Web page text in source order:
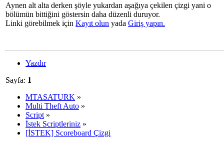
Aynen alt alta derken şöyle yukardan aşağıya çekilen çizgi yani o
bölümün bittiğini göstersin daha düzenli duruyor.
Linki görebilmek için Kayıt olun yada Giriş yapın.
Yazdır
Sayfa: 1
MTASATURK »
Multi Theft Auto »
Script »
İstek Scriptleriniz »
[İSTEK] Scoreboard Çizgi